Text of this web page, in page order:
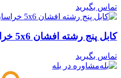
تماس بگیرید
کابل پنج رشته افشان 5x6 خراسان افشار نژاد
تماس بگیرید
مشاوره در بله